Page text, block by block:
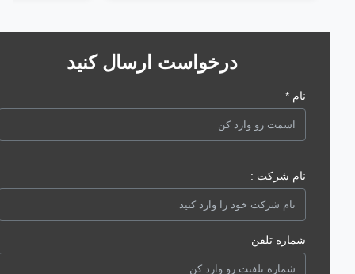
درخواست ارسال کنید
نام شرکت :
شماره تلفن